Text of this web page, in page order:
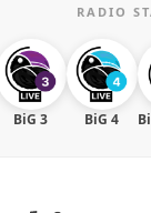
RADIO
BiG 3 BiG 4